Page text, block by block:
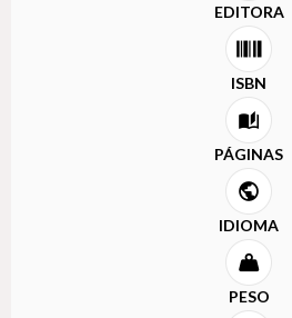
EDITORA
ISBN
PÁGINAS
IDIOMA
PESO